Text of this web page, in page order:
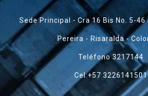
Sede Principal - Cra 16 Bis No. 5-
Pereira - Risaralda -
Teléfono 3217144
Cel:+57 3226141501